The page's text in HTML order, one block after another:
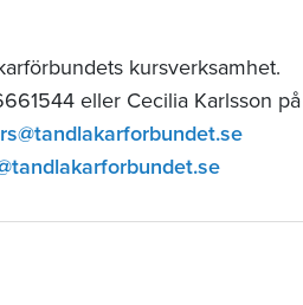
kursverksamhet.
eller Cecilia Karlsson